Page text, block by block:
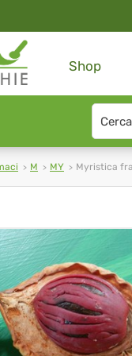
Shop
Search
type
M MY Myristica